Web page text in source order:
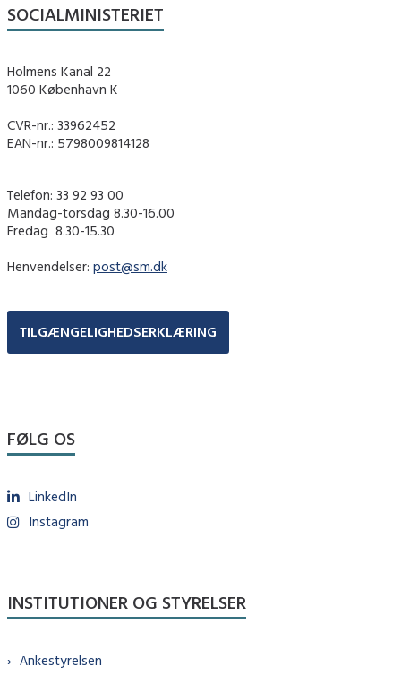
SOCIALMINISTERIET
Holmens Kanal 22
1060 København K
CVR-nr.: 33962452
EAN-nr.: 5798009814128
Telefon: 33 92 93 00
Mandag-torsdag 8.30-16.00
Fredag ​ 8.30-15.30
Henvendelser: post@sm.dk
TILGÆNGELIGHEDSERKLÆRING
FØLG OS
LinkedIn
Instagram
INSTITUTIONER OG STYRELSER
Ankestyrelsen